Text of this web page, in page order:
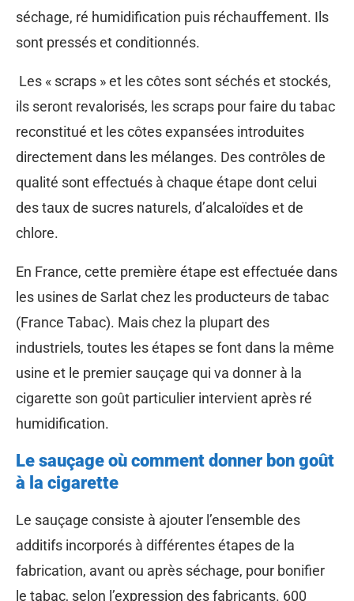
séchage, ré humidification puis réchauffement. Ils
sont pressés et conditionnés.
Les « scraps » et les côtes sont séchés et stockés,
ils seront revalorisés, les scraps pour faire du tabac
reconstitué et les côtes expansées introduites
directement dans les mélanges. Des contrôles de
qualité sont effectués à chaque étape dont celui
des taux de sucres naturels, d’alcaloïdes et de
chlore.
En France, cette première étape est effectuée dans
les usines de Sarlat chez les producteurs de tabac
(France Tabac). Mais chez la plupart des
industriels, toutes les étapes se font dans la même
usine et le premier sauçage qui va donner à la
cigarette son goût particulier intervient après ré
humidification.
Le sauçage où comment donner bon goût
à la cigarette
Le sauçage consiste à ajouter l’ensemble des
additifs incorporés à différentes étapes de la
fabrication, avant ou après séchage, pour bonifier
le tabac, selon l’expression des fabricants. 600